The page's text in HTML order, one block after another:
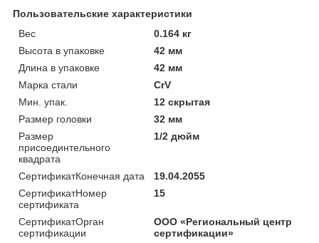
Пользовательские характеристики
Вес
0.164 кг
Высота в упаковке
42 мм
Длина в упаковке
42 мм
Марка стали
CrV
Мин. упак.
12 скрытая
Размер головки
32 мм
Размер
присоединтельного
квадрата
1/2 дюйм
СертификатКонечная дата
19.04.2055
СертификатНомер
сертификата
15
СертификатОрган
сертификации
ООО «Региональный центр
сертификации»